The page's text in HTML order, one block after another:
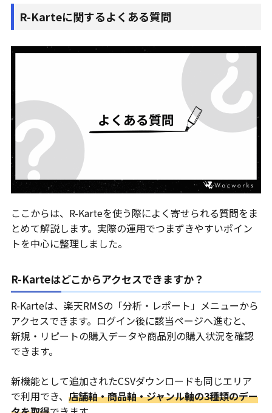
R-Karteに関するよくある質問
ここからは、R-Karteを使う際によく寄せられる質問をま
とめて解説します。実際の運用でつまずきやすいポイン
トを中心に整理しました。
R-Karteはどこからアクセスできますか？
R-Karteは、楽天RMSの「分析・レポート」メニューから
アクセスできます。ログイン後に該当ページへ進むと、
新規・リピートの購入データや商品別の購入状況を確認
できます。
新機能として追加されたCSVダウンロードも同じエリア
で利用でき、店舗軸・商品軸・ジャンル軸の3種類のデー